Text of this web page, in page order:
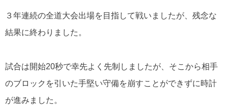
３年連続の全道大会出場を目指して戦いましたが、残念な
結果に終わりました。
試合は開始20秒で幸先よく先制しましたが、そこから相手
のブロックを引いた手堅い守備を崩すことができずに時計
が進みました。